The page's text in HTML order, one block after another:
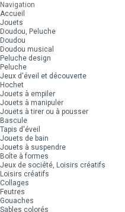
Navigation
Accueil
Jouets
Doudou, Peluche
Doudou
Doudou musical
Peluche design
Peluche
Jeux d'éveil et découverte
Hochet
Jouets à empiler
Jouets à manipuler
Jouets à tirer ou à pousser
Bascule
Tapis d'éveil
Jouets de bain
Jouets à suspendre
Boîte à formes
Jeux de société, Loisirs créatifs
Loisirs créatifs
Collages
Feutres
Gouaches
Sables colorés